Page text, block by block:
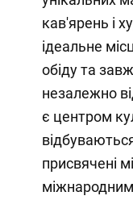
кав'ярень і
ідеальне
обіду та
незалежно
є центром
присвячені